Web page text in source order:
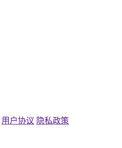
用户协议 隐私政策